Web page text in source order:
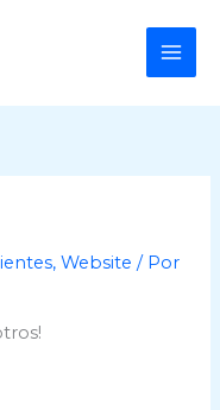
,Website / Por